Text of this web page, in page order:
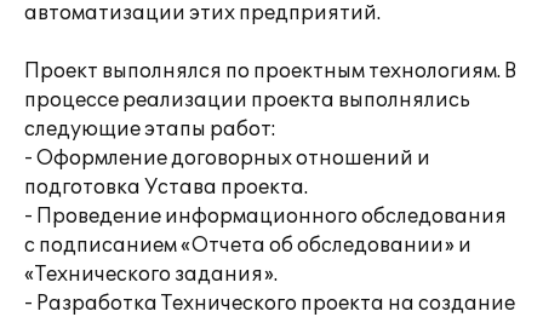
автоматизации этих предприятий.
Проект выполнялся по проектным технологиям. В
процессе реализации проекта выполнялись
следующие этапы работ:
- Оформление договорных отношений и
подготовка Устава проекта.
- Проведение информационного обследования
с подписанием «Отчета об обследовании» и
«Технического задания».
- Разработка Технического проекта на создание